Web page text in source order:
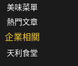
美味菜單
熱門文章
企業相關
天利食堂